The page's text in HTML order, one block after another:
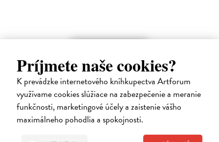
Príjmete naše cookies?
K prevádzke internetového kníhkupectva Artforum
využívame cookies slúžiace na zabezpečenie a meranie
funkčnosti, marketingové účely a zaistenie vášho
maximálneho pohodlia a spokojnosti.
Kód zad